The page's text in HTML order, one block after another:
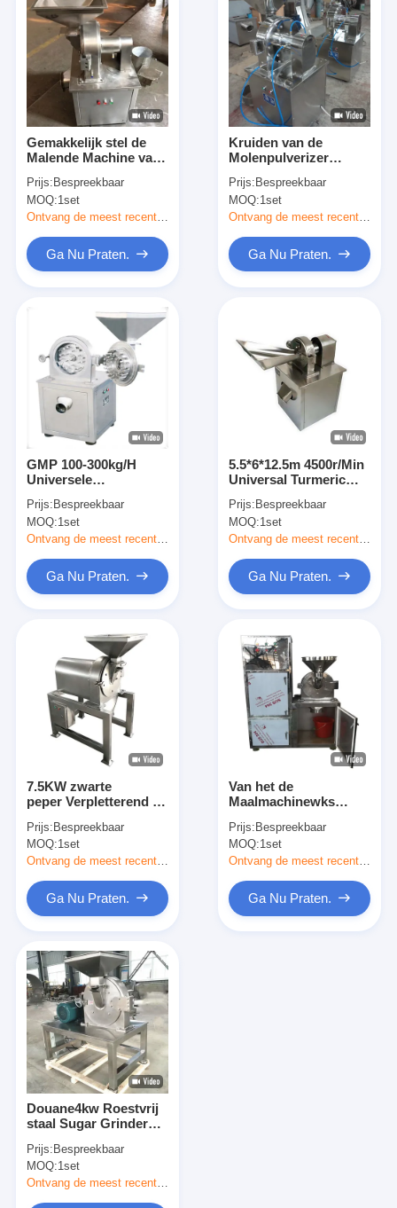
Producten
Over ons
Fabrieksreis
nieuws
Alle Gevallen
Droger van de hoge snelheids de Centrifugaalnevel
Vloeibaar gemaakt trillen - beddroger
Microgolf Vacuümdroger
De Droger van de druknevel
Hete Lucht Oven Dryer
Horizontale Lintmixer
Universele Maalmachine
v de mixer van het typepoeder
IBC-Bakmixer
Industriële Drogende Machine
Plotselinge Drogermachine
Peddeldroger
Vacuüm Drogende Machine
Gemakkelijk stel de
Malende Machine van
staalkruid voor
Huiszaken in werking
Prijs: Bespreekbaar
MOQ:1set
Ontvang de meest recente Prijs
Ga Nu Praten.
Kruiden van de
Molenpulverizer
hoog rendement de
Eenvoudige
Universele
Prijs: Bespreekbaar
MOQ:1set
Ontvang de meest recente Prijs
Ga Nu Praten.
GMP 100-300kg/H
Universele
besparing Regelbaar
Mesh Food Pulverizer
Prijs: Bespreekbaar
MOQ:1set
Ontvang de meest recente Prijs
Ga Nu Praten.
5.5*6*12.5m 4500r/Min
Universal Turmeric
voor Kruiden
Prijs: Bespreekbaar
MOQ:1set
Ontvang de meest recente Prijs
Ga Nu Praten.
7.5KW zwarte
peper Verpletterend en
Regelbaar Netwerk
Prijs:Bespreekbaar
MOQ:1set
Ontvang de meest recente Prijs
Ga Nu Praten.
Van het de
Maalmachinewks
van Ce 200-1000kg/H
de Universele Molen
Electric
Prijs:Bespreekbaar
MOQ:1set
Ontvang de meest recente Prijs
Ga Nu Praten.
Douane4kw Roestvrij
staal Sugar Grinder
Kruiden
Prijs:Bespreekbaar
MOQ:1set
Ontvang de meest recente Prijs